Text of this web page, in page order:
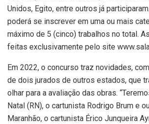
Unidos, Egito, entre outros já
poderá se inscrever em uma ou mais
máximo de 5 (cinco) trabalhos no total.
feitas exclusivamente pelo site
Em 2022, o concurso traz novidades,
de dois jurados de outros estados, que
olhar para a avaliação das obras.
Natal (RN), o cartunista Rodrigo Brum e
Maranhão, o cartunista Érico Junqueira